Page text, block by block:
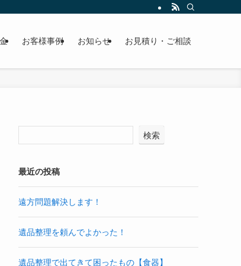
の現場経験を活かして、1軒1軒ていねいに作業いたします。
お客様事例 お知らせ お見積り・ご相談
検索
最近の投稿
遠方問題解決します！
遺品整理を頼んでよかった！
遺品整理で出てきて困ったもの【食器】